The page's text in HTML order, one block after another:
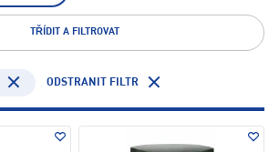
TŘÍDIT A FILTROVAT
ODSTRANIT FILTR